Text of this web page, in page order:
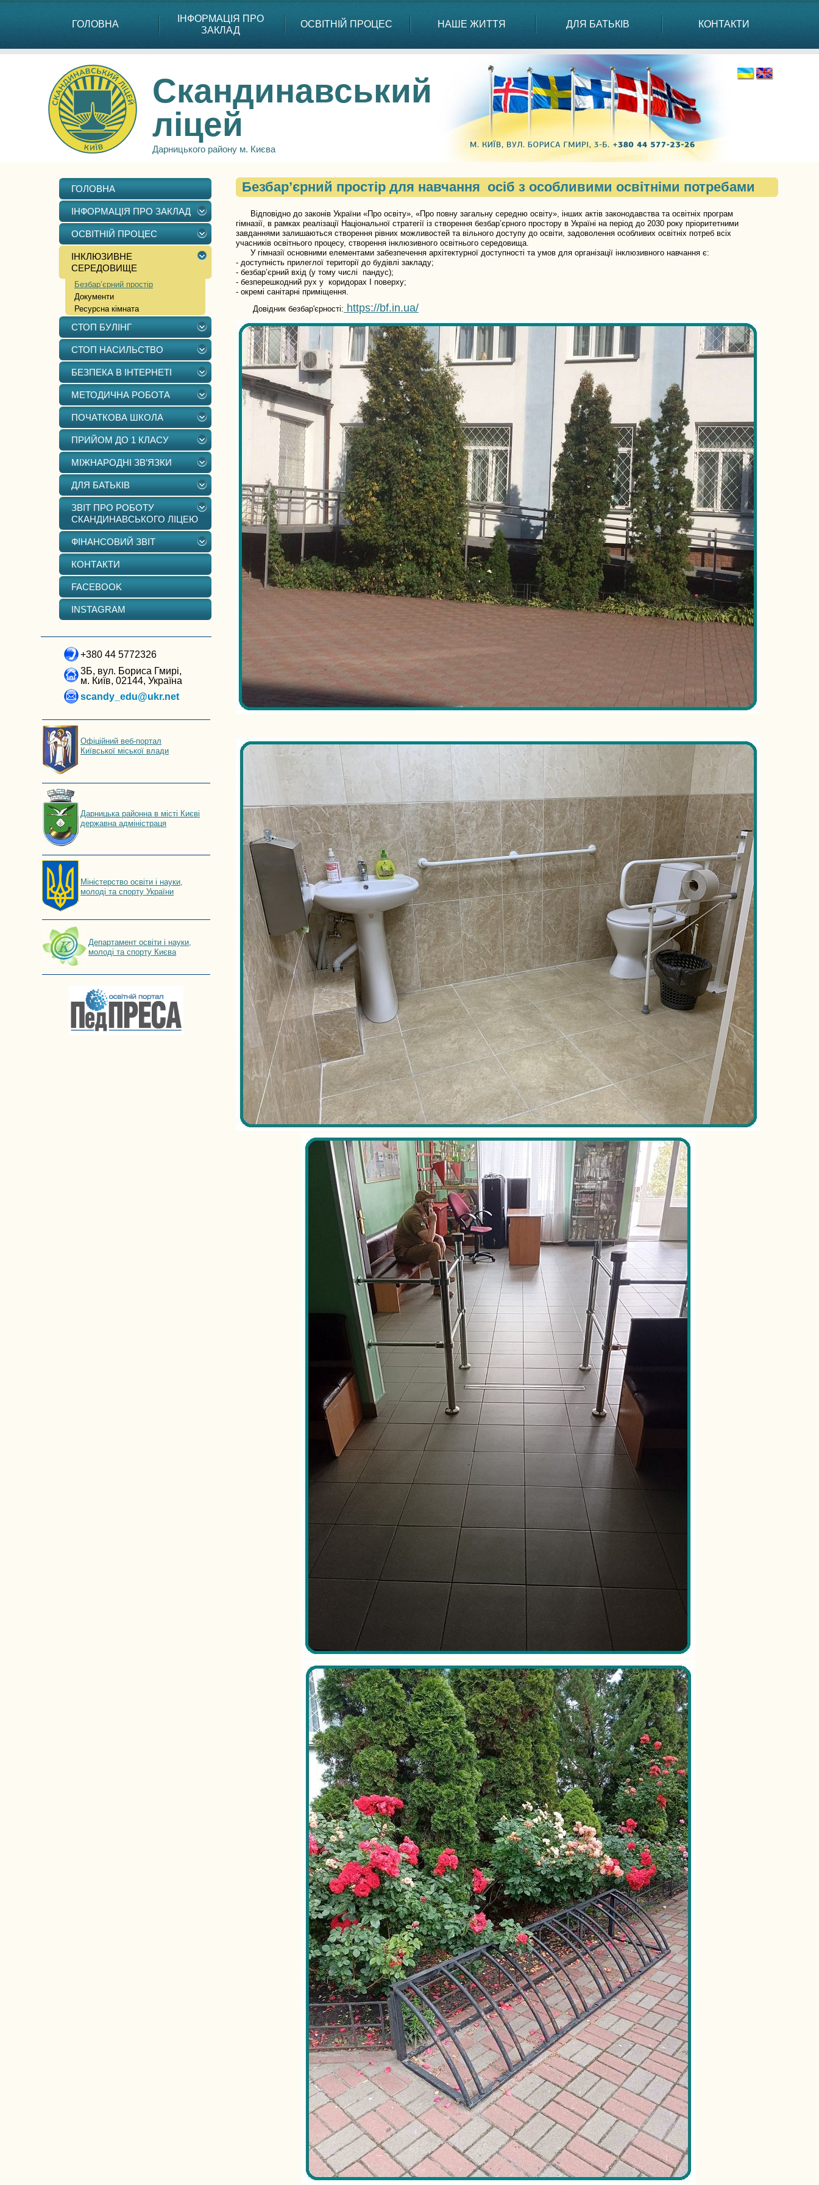
ГОЛОВНА
ІНФОРМАЦІЯ ПРО
ЗАКЛАД
ОСВІТНІЙ ПРОЦЕС НАШЕ ЖИТТЯ ДЛЯ БАТЬКІВ КОНТАКТИ
Скандинавський
ліцей
Дарницького району м. Києва
ГОЛОВНА
ІНФОРМАЦІЯ ПРО ЗАКЛАД
ОСВІТНІЙ ПРОЦЕС
ІНКЛЮЗИВНЕ
СЕРЕДОВИЩЕ
Безбар’єрний простір
Документи
Ресурсна кімната
СТОП БУЛІНГ
СТОП НАСИЛЬСТВО
БЕЗПЕКА В ІНТЕРНЕТІ
МЕТОДИЧНА РОБОТА
ПОЧАТКОВА ШКОЛА
ПРИЙОМ ДО 1 КЛАСУ
МІЖНАРОДНІ ЗВ’ЯЗКИ
ДЛЯ БАТЬКІВ
ЗВІТ ПРО РОБОТУ
СКАНДИНАВСЬКОГО ЛІЦЕЮ
ФІНАНСОВИЙ ЗВІТ
КОНТАКТИ
FACEBOOK
INSTAGRAM
+380 44 5772326
3Б, вул. Бориса Гмирі,
м. Київ, 02144, Україна
scandy_edu@ukr.net
Офіційний веб-портал
Київської міської влади
Дарницька районна в місті Києві
державна адміністраця
Мiнiстерство освiти і науки,
молоді та спорту України
Департамент освіти і науки,
молоді та спорту Києва
Безбар’єрний простір для навчання осіб з особливими освітніми потребами
Відповідно до законів України «Про освіту», «Про повну загальну середню освіту», інших актів законодавства та освітніх програм
гімназії, в рамках реалізації Національної стратегії із створення безбар’єрного простору в Україні на період до 2030 року пріоритетними
завданнями залишаються створення рівних можливостей та вільного доступу до освіти, задоволення особливих освітніх потреб всіх
учасників освітнього процесу, створення інклюзивного освітнього середовища.
У гімназії основними елементами забезпечення архітектурної доступності та умов для організації інклюзивного навчання є:
- доступність прилеглої території до будівлі закладу;
- безбар’єрний вхід (у тому числі пандус);
- безперешкодний рух у коридорах І поверху;
- окремі санітарні приміщення.
Довідник безбар'єрності: https://bf.in.ua/